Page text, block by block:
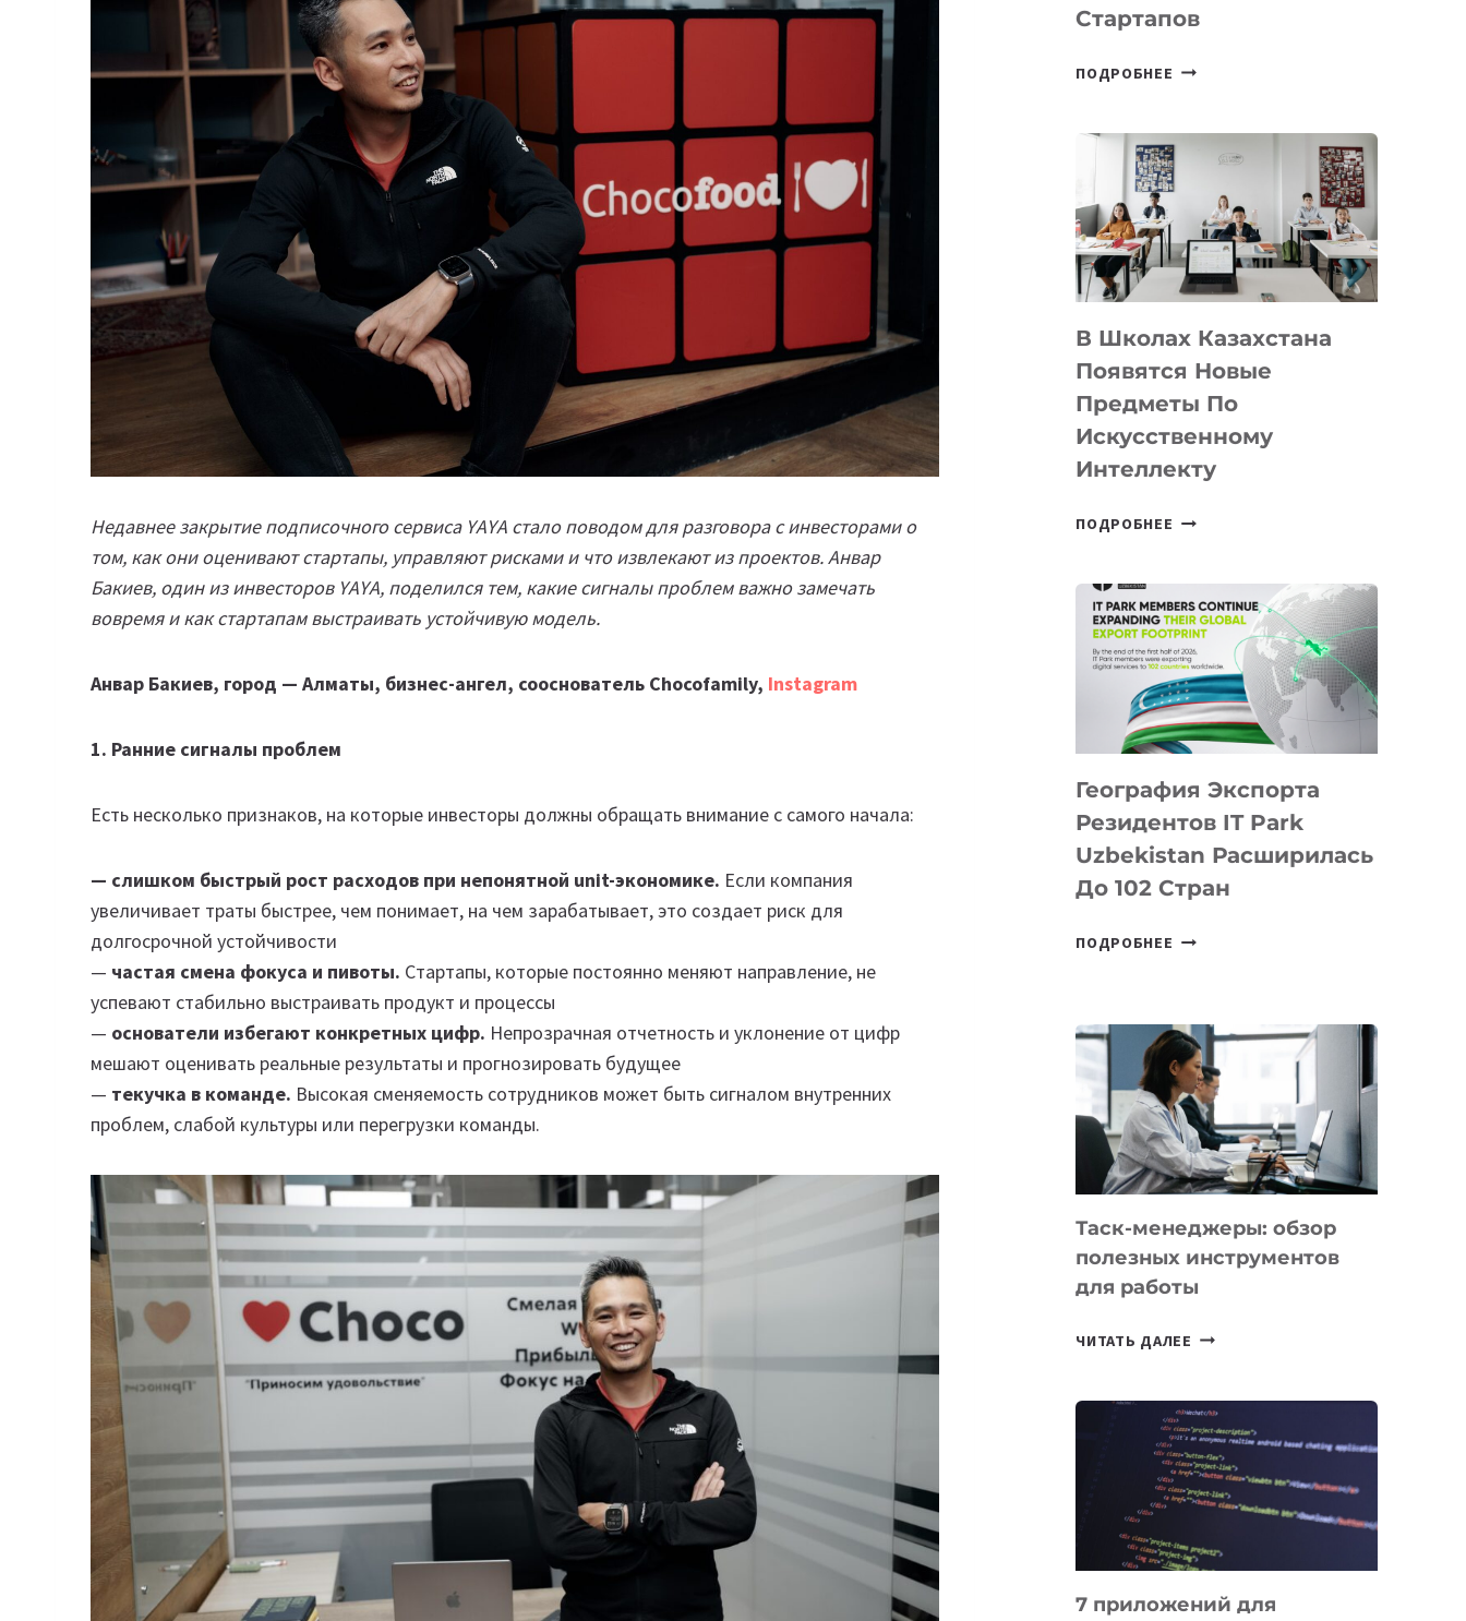
Недавнее закрытие подписочного сервиса YAYA стало поводом для разговора с инвесторами о
том, как они оценивают стартапы, управляют рисками и что извлекают из проектов. Анвар
Бакиев, один из инвесторов YAYA, поделился тем, какие сигналы проблем важно замечать
вовремя и как стартапам выстраивать устойчивую модель.
Анвар Бакиев, город — Алматы, бизнес-ангел, сооснователь Chocofamily, Instagram
1. Ранние сигналы проблем
Есть несколько признаков, на которые инвесторы должны обращать внимание с самого начала:
— слишком быстрый рост расходов при непонятной unit-экономике. Если компания
увеличивает траты быстрее, чем понимает, на чем зарабатывает, это создает риск для
долгосрочной устойчивости
— частая смена фокуса и пивоты. Стартапы, которые постоянно меняют направление, не
успевают стабильно выстраивать продукт и процессы
— основатели избегают конкретных цифр. Непрозрачная отчетность и уклонение от цифр
мешают оценивать реальные результаты и прогнозировать будущее
— текучка в команде. Высокая сменяемость сотрудников может быть сигналом внутренних
проблем, слабой культуры или перегрузки команды.
Стартапов
ПОДРОБНЕЕ ОТКРЫТ
DEAL
VELOCITY
MOST
—
МЕЖДУНАРОДНУЮ
ДЛЯ
ТЕХНОЛОГИЧЕСКИХ
СТАРТАПОВ
В Школах Казахстана
Появятся Новые
Предметы По
Искусственному
Интеллекту
ПОДРОБНЕЕ
ПОЯВЯТСЯ
НОВЫЕ
ПРЕДМЕТЫ
ПО
ИСКУССТВЕННОМУ
ИНТЕЛЛЕКТУ
География Экспорта
Резидентов IT Park
Uzbekistan Расширилась
До 102 Стран
ПОДРОБНЕЕ ГЕОГРАФИЯ
PARK
UZBEKISTAN
РАСШИРИЛАСЬ
ДО
102
СТРАН
Таск-менеджеры: обзор
полезных инструментов
для работы
ЧИТАТЬ ДАЛЕЕ ТАСК-
ПОЛЕЗНЫХ
ИНСТРУМЕНТОВ
ДЛЯ
РАБОТЫ
7 приложений для